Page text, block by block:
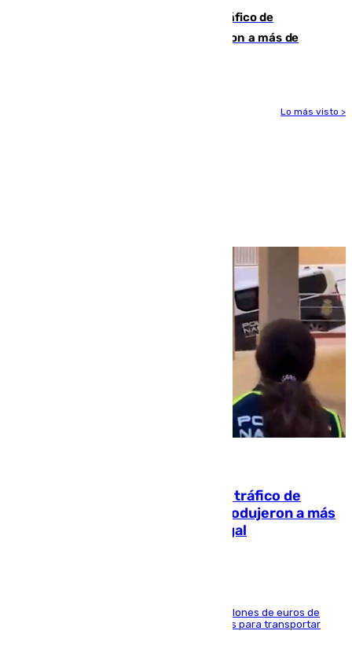
Cae una de las mayores redes de tráfico de
personas y droga en España: introdujeron a más de
Lo más visto >
Cae una de las mayores redes de tráfico de
personas y droga en España: introdujeron a más
de 2.000 migrantes de forma ilegal
La organización habría obtenido más de 24 millones de euros de
beneficio y utilizaba las mismas embarcaciones para transportar